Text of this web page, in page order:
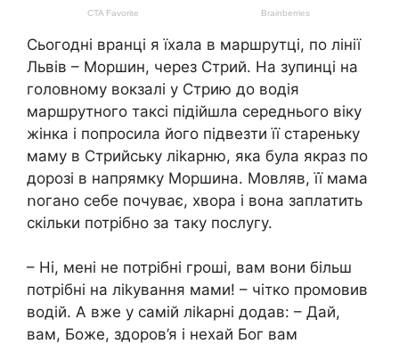
Сьогодні вранці я їхала в маршрутці, по лінії
Львів – Моршин, через Стрий. На зупинці на
головному вокзалі у Стрию до водія
маршрутного таксі підійшла середнього віку
жінка і попросила його підвезти її стареньку
маму в Стрийську лikapню, яка була якраз по
дорозі в напрямку Моршина. Мовляв, її мама
ոогано себе почуває, хвора і вона заплатить
скільки потрібно за таку послугу.
– Ні, мені не потрібні гроші, вам вони більш
потрібні на лikyвання мами! – чітко промовив
водій. А вже у самій лikapні додав: – Дай,
вам, Боже, здоров’я і нехай Бог вам